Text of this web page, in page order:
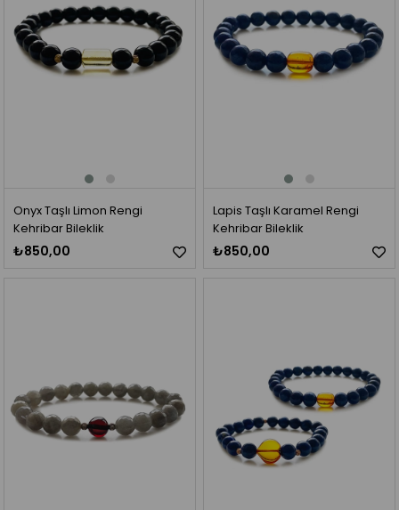
Onyx Taşlı Limon Rengi
Kehribar Bileklik
₺850,00
Lapis Taşlı Karamel Rengi
Kehribar Bileklik
₺850,00